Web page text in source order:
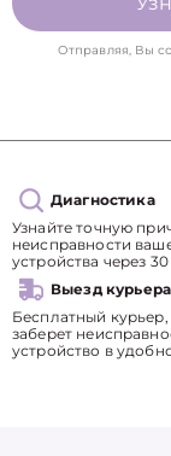
Отправляя, Вы
Диагностика
Узнайте точную
неисправности
устройства через
Выезд курьера
Бесплатный
заберет
устройство в